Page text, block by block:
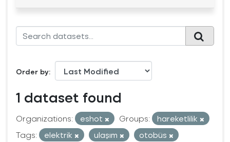
Order by
1 dataset found
Organizations: eshot Groups:
hareketlilik
Tags:
elektrik ulaşım
otobüs